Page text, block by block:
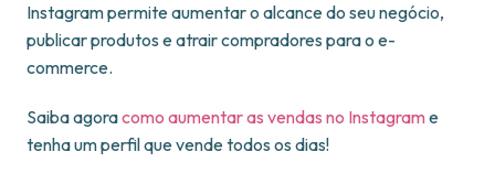
Instagram permite aumentar o alcance do seu negócio,
publicar produtos e atrair compradores para o e-
commerce.
Saiba agoracomo aumentar as vendas no Instagrame
tenha um perfil que vende todos os dias!